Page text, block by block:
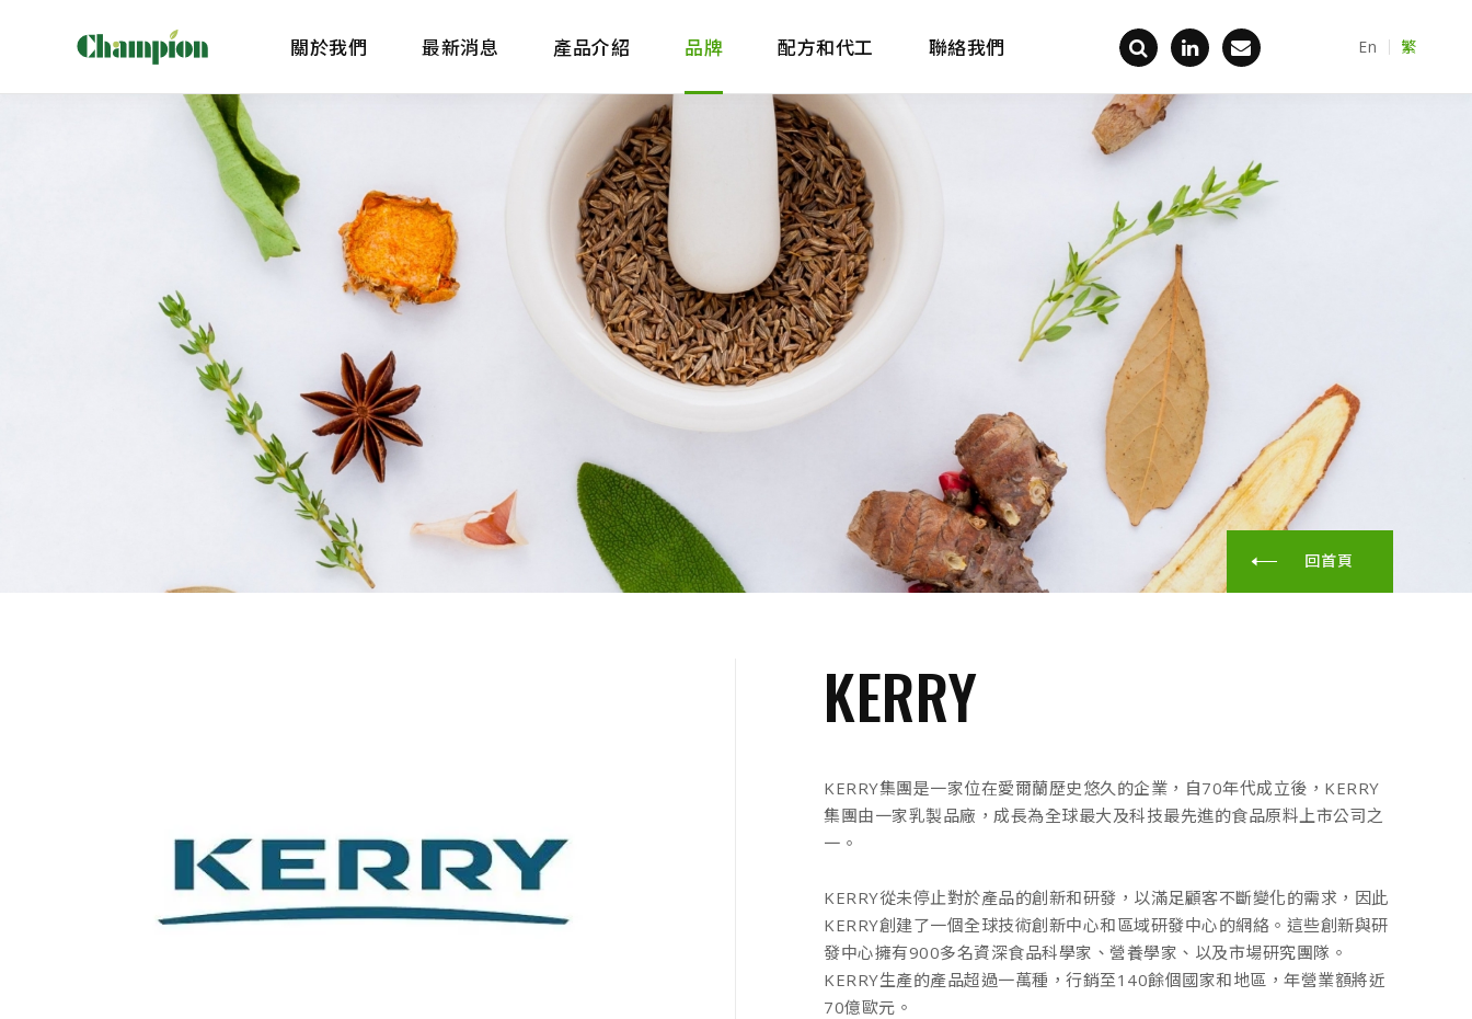
關於我們 最新消息 產品介紹 品牌 配方和代工 聯絡我們 En 繁
回首頁
KERRY
KERRY集團是一家位在愛爾蘭歷史悠久的企業，自70年代成立後，KERRY
集團由一家乳製品廠，成長為全球最大及科技最先進的食品原料上市公司之
一。
KERRY從未停止對於產品的創新和研發，以滿足顧客不斷變化的需求，因此
KERRY創建了一個全球技術創新中心和區域研發中心的網絡。這些創新與研
發中心擁有900多名資深食品科學家、營養學家、以及市場研究團隊。
KERRY生產的產品超過一萬種，行銷至140餘個國家和地區，年營業額將近
70億歐元。